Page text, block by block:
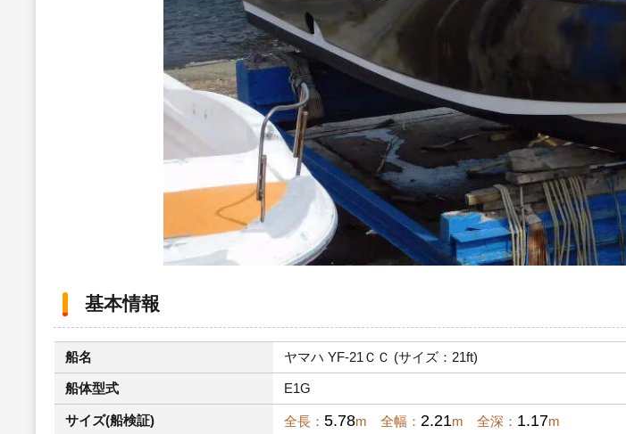
基本情報
船名 ヤマハ YF-21ＣＣ (サイズ：21ft)
船体型式 E1G
サイズ(船検証) 全長： 5.78m 全幅： 2.21m 全深： 1.17m